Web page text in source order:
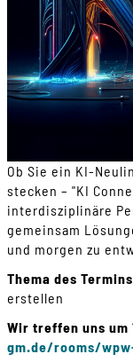
Ob Sie ein KI-
stecken – "KI
interdisziplinäre
gemeinsam
und morgen zu
Thema des
erstellen
Wir treffen uns um
gm.de/rooms/